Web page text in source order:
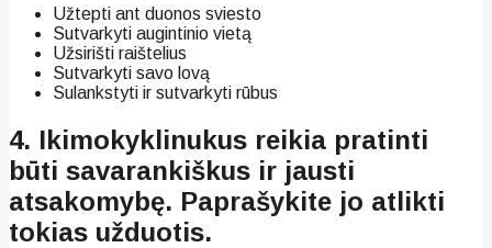
Užtepti ant duonos sviesto
Sutvarkyti augintinio vietą
Užsirišti raištelius
Sutvarkyti savo lovą
Sulankstyti ir sutvarkyti rūbus
4. Ikimokyklinukus reikia pratinti
būti savarankiškus ir jausti
atsakomybę. Paprašykite jo atlikti
tokias užduotis.